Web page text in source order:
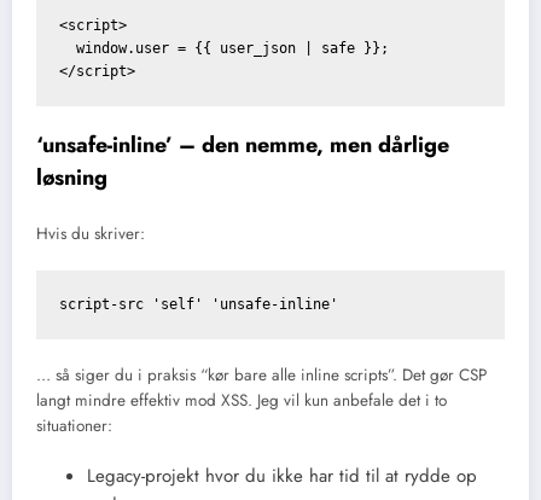
<script>
  window.user = {{ user_json | safe }};
‘unsafe-inline’ – den nemme, men dårlige
løsning
Hvis du skriver:
script-src 'self' 'unsafe-inline'
… så siger du i praksis “kør bare alle inline scripts”. Det gør CSP
langt mindre effektiv mod XSS. Jeg vil kun anbefale det i to
situationer:
Legacy-projekt hvor du ikke har tid til at rydde op